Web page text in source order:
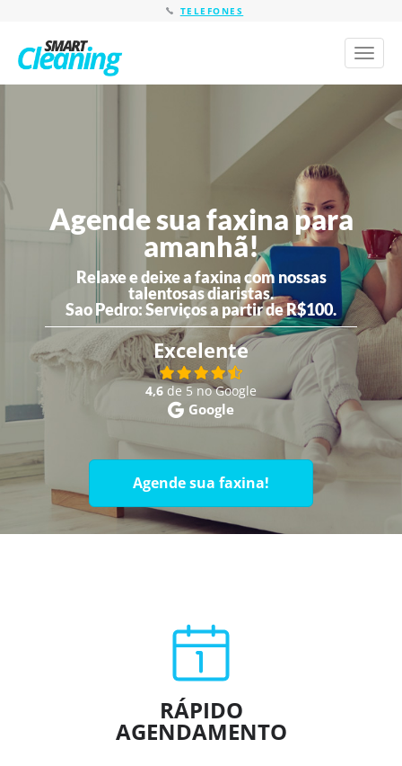
TELEFONES
Toggle
Agende sua faxina para
amanhã!
Relaxe e deixe a faxina com nossas
talentosas diaristas.
Sao Pedro:Serviços a partir de R$100.
Excelente
4,6 de 5 no Google
Google
Agende sua faxina!
RÁPIDO
AGENDAMENTO